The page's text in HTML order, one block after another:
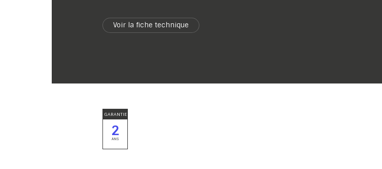
Voir la fiche technique
GARANTIE
2
ANS